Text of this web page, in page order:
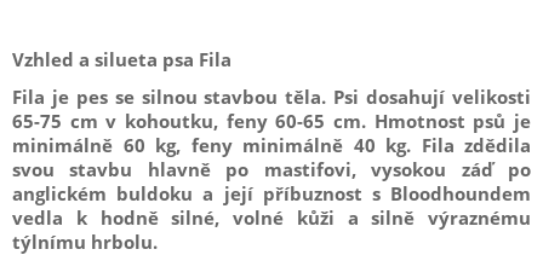
Vzhled a silueta psa Fila
Fila je pes se silnou stavbou těla. Psi dosahují velikosti
65-75 cm v kohoutku, feny 60-65 cm. Hmotnost psů je
minimálně 60 kg, feny minimálně 40 kg. Fila zdědila
svou stavbu hlavně po mastifovi, vysokou záď po
anglickém buldoku a její příbuznost s Bloodhoundem
vedla k hodně silné, volné kůži a silně výraznému
týlnímu hrbolu.